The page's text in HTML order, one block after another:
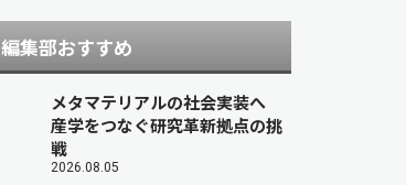
編集部おすすめ
メタマテリアルの社会実装へ
産学をつなぐ研究革新拠点の挑
戦
2026.08.05